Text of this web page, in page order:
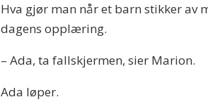
Hva gjør man når et barn stikker av
dagens opplæring.
– Ada, ta fallskjermen, sier Marion.
Ada løper.